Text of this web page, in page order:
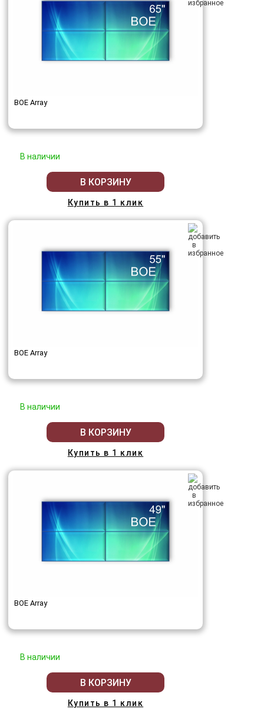
BOE Array
В наличии
В КОРЗИНУ
Купить в 1 клик
BOE Array
В наличии
В КОРЗИНУ
Купить в 1 клик
BOE Array
В наличии
В КОРЗИНУ
Купить в 1 клик